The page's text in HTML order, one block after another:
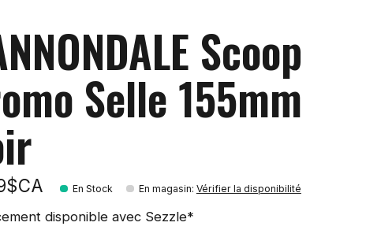
Scoop
Selle 155mm
En Stock En magasin: Vérifier la disponibilité
disponible avec Sezzle*